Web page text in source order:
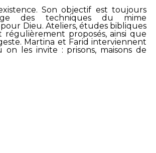
Son objectif est toujours
des techniques du mime
Dieu. Ateliers, études bibliques
proposés, ainsi que
Martina et Farid interviennent
les invite : prisons, maisons de